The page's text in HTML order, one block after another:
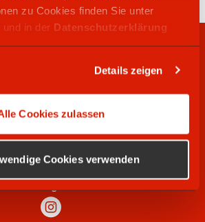
zu Cookies finden Sie unter
und in der Datenschutzerklärung
Details zeigen
Cookies zulassen
Cookies verwenden